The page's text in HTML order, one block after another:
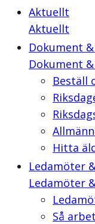
Aktuellt
Aktuellt
Dokument
Dokument
Beställ
Hitta
Ledamöter
Ledamöter
Så